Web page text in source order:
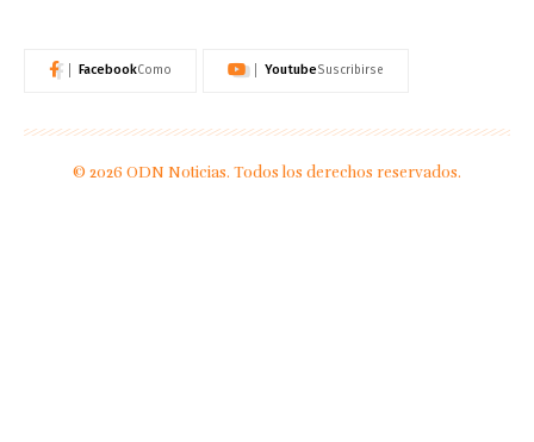
FacebookComo YoutubeSuscribirse
© 2026 ODN Noticias. Todos los derechos reservados.